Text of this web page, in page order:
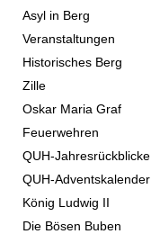
Asyl in Berg
Veranstaltungen
Historisches Berg
Zille
Oskar Maria Graf
Feuerwehren
QUH-Jahresrückblicke
QUH-Adventskalender
König Ludwig II
Die Bösen Buben